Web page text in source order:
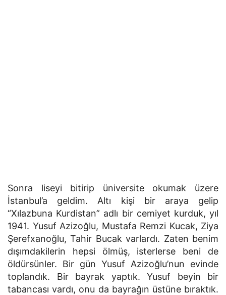
Sonra liseyi bitirip üniversite okumak üzere
İstanbul’a gel­dim. Altı kişi bir araya gelip
“Xılazbuna Kurdistan” adlı bir cemiyet kurduk, yıl
1941. Yusuf Azizoğlu, Mustafa Remzi Kucak, Ziya
Şerefxanoğlu, Tahir Bucak varlardı. Zaten be­nim
dışımdakilerin hepsi ölmüş, isterlerse beni de
öldürsünler. Bir gün Yusuf Azizoğlu’nun evinde
toplandık. Bir bay­rak yaptık. Yusuf beyin bir
tabancası vardı, onu da bayrağın üstüne bıraktık.